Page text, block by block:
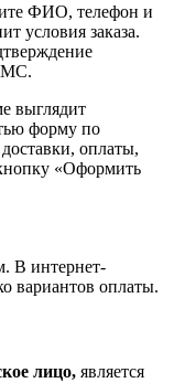
ФИО, телефон и
условия заказа.
выглядит
форму по
оплаты,
«Оформить
В интернет-
вариантов оплаты.
лицо, является